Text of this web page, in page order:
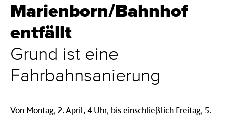
Marienborn/Bahnhof
entfällt
Grund ist eine
Fahrbahnsanierung
Von Montag, 2. April, 4 Uhr, bis einschließlich Freitag, 5.